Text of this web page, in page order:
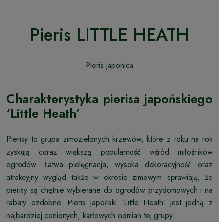
Pieris LITTLE HEATH
Pieris japonica
Charakterystyka pierisa japońskiego
‘Little Heath’
Pierisy to grupa zimozielonych krzewów, które z roku na rok
zyskują coraz większą popularność wśród miłośników
ogrodów. Łatwa pielęgnacja, wysoka dekoracyjność oraz
atrakcyjny wygląd także w okresie zimowym sprawiają, że
pierisy są chętnie wybierane do ogrodów przydomowych i na
rabaty ozdobne. Pieris japoński ‘Little Heath’ jest jedną z
najbardziej cenionych, karłowych odmian tej grupy.